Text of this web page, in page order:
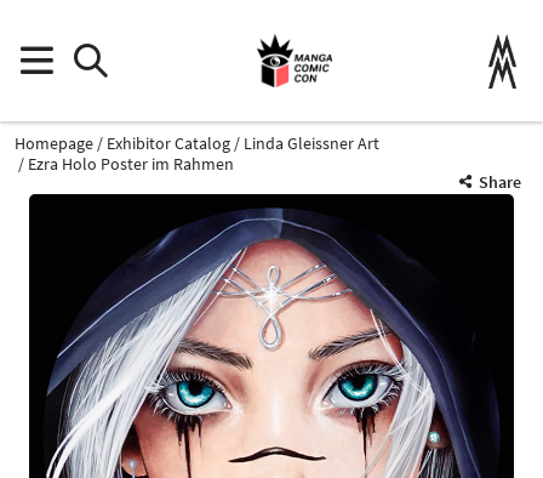
Homepage Exhibitor Catalog
Linda Gleissner Art
Ezra Holo Poster im Rahmen
Share